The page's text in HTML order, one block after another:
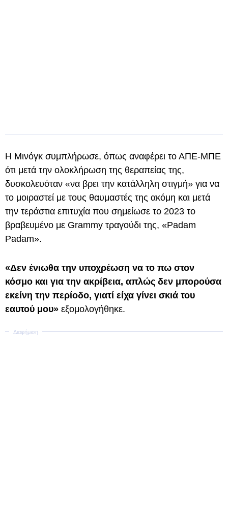
Η Μινόγκ συμπλήρωσε, όπως αναφέρει το ΑΠΕ-ΜΠΕ
ότι μετά την ολοκλήρωση της θεραπείας της,
δυσκολευόταν «να βρει την κατάλληλη στιγμή» για να
το μοιραστεί με τους θαυμαστές της ακόμη και μετά
την τεράστια επιτυχία που σημείωσε το 2023 το
βραβευμένο με Grammy τραγούδι της, «Padam
Padam».
«Δεν ένιωθα την υποχρέωση να το πω στον
κόσμο και για την ακρίβεια, απλώς δεν μπορούσα
εκείνη την περίοδο, γιατί είχα γίνει σκιά του
εαυτού μου» εξομολογήθηκε.